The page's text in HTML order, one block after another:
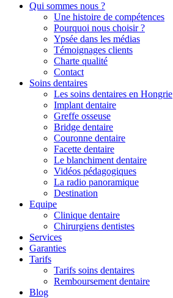
Qui sommes nous ?
Une histoire de compétences
Pourquoi nous choisir ?
Ypsée dans les médias
Témoignages clients
Charte qualité
Contact
Soins dentaires
Les soins dentaires en Hongrie
Implant dentaire
Greffe osseuse
Bridge dentaire
Couronne dentaire
Facette dentaire
Le blanchiment dentaire
Vidéos pédagogiques
La radio panoramique
Destination
Equipe
Clinique dentaire
Chirurgiens dentistes
Services
Garanties
Tarifs
Tarifs soins dentaires
Remboursement dentaire
Blog